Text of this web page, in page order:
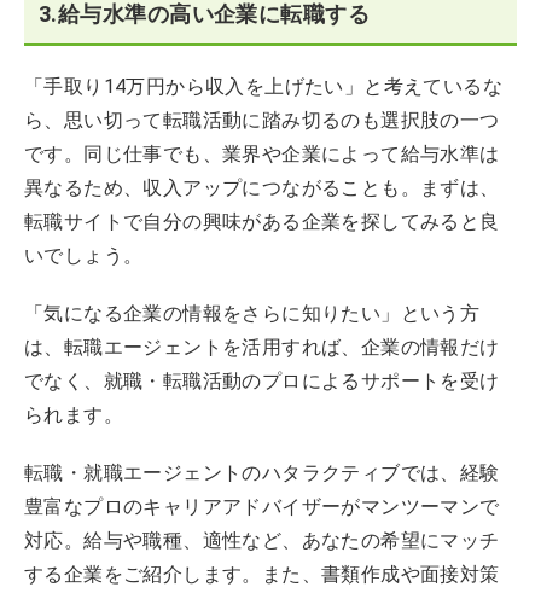
3.給与水準の高い企業に転職する
「手取り14万円から収入を上げたい」と考えているな
ら、思い切って転職活動に踏み切るのも選択肢の一つ
です。同じ仕事でも、業界や企業によって給与水準は
異なるため、収入アップにつながることも。まずは、
転職サイトで自分の興味がある企業を探してみると良
いでしょう。
「気になる企業の情報をさらに知りたい」という方
は、転職エージェントを活用すれば、企業の情報だけ
でなく、就職・転職活動のプロによるサポートを受け
られます。
転職・就職エージェントのハタラクティブでは、経験
豊富なプロのキャリアアドバイザーがマンツーマンで
対応。給与や職種、適性など、あなたの希望にマッチ
する企業をご紹介します。また、書類作成や面接対策